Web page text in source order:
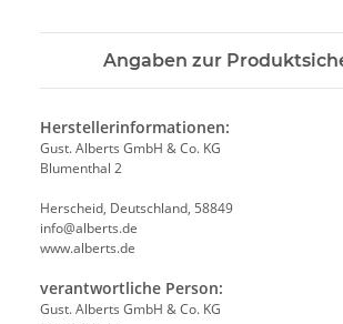
Angaben zur
Herstellerinformationen:
Gust. Alberts GmbH & Co. KG
Blumenthal 2
Herscheid, Deutschland, 58849
info@alberts.de
www.alberts.de
verantwortliche Person:
Gust. Alberts GmbH & Co. KG